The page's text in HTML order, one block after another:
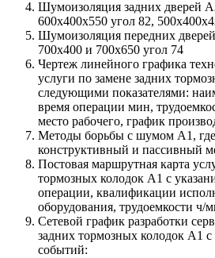
Шумоизоляция задних дверей
600х400х550 угол 82,
Шумоизоляция передних
700х400 и 700х650 угол 74
Чертеж линейного графика
услуги по замене задних
следующими показателями:
время операции мин,
место рабочего, график
Методы борьбы с шумом А1,
конструктивный и пассивный
Постовая маршрутная карта
тормозных колодок А1 с
операции, квалификации
оборудования, трудоемкости
Сетевой график разработки
задних тормозных колодок А1 с
событий: